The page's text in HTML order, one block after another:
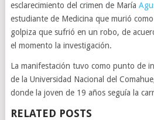
esclarecimiento del crimen de María
estudiante de Medicina que murió
golpiza que sufrió en un robo, de
el momento la investigación.
La manifestación tuvo como punto de
de la Universidad Nacional del
donde la joven de 19 años seguía la
RELATED POSTS